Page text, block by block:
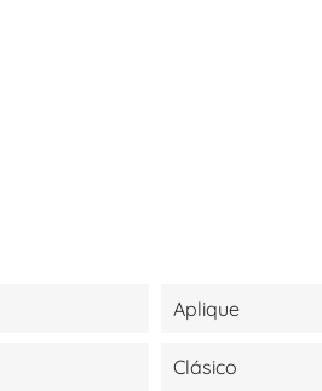
Aplique
Clásico